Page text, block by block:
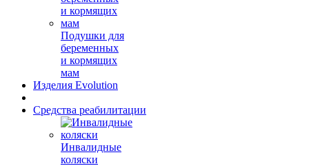
Подушки для
беременных
и кормящих
мам
Изделия Evolution
Средства реабилитации
Инвалидные
коляски